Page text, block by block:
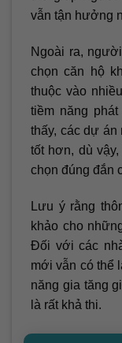
vẫn tận hưởng
Ngoài ra,
chọn căn hộ
thuộc vào
tiềm năng
thấy, các dự
tốt hơn, dù
chọn đúng đắn
Lưu ý rằng
khảo cho
Đối với các
mới vẫn có thể
năng gia tăng
là rất khả thi.